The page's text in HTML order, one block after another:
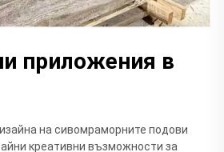
приложения в
на сивомраморните подови
креативни възможности за